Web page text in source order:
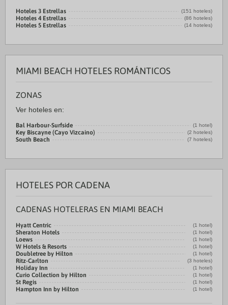
Hoteles 3 Estrellas (151 hoteles)
Hoteles 4 Estrellas (86 hoteles)
Hoteles 5 Estrellas (14 hoteles)
MIAMI BEACH HOTELES ROMÁNTICOS
ZONAS
Ver hoteles en:
Bal Harbour-Surfside (1 hotel)
Key Biscayne (Cayo Vizcaino) (2 hoteles)
South Beach (7 hoteles)
HOTELES POR CADENA
CADENAS HOTELERAS EN MIAMI BEACH
Hyatt Centric (1 hotel)
Sheraton Hotels (1 hotel)
Loews (1 hotel)
W Hotels & Resorts (1 hotel)
Doubletree by Hilton (1 hotel)
Ritz-Carlton (3 hoteles)
Holiday Inn (1 hotel)
Curio Collection by Hilton (1 hotel)
St Regis (1 hotel)
Hampton Inn by Hilton (1 hotel)